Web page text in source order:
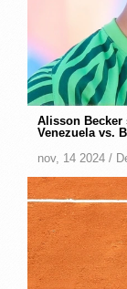
Alisson Becker
Venezuela vs.
nov, 14 2024 /